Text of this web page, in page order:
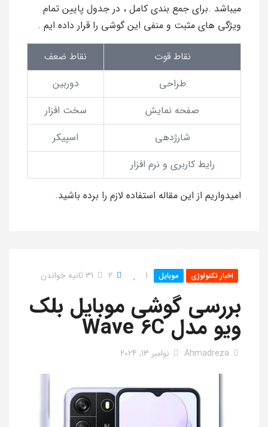
میباشد .برای جمع بندی کامل ، در جدول پایین تمام
ویژگی های مثبت و منفی این گوشی را قرار داده ایم .
نقاط قوت
نقاط ضعف
طراحی
دوربین
صفحه نمایش
سخت افزار
شارژدهی
اسپیکر
رایط کاربری و نرم افزار
امیدواریم از این مقاله استفاده لازم را برده باشید.
اخبار تکنولوژی موبایل 1
2 31 ثانیه خواندن
بررسی گوشی موبایل بلک
ویو مدل Wave 6C
Ahmadreza نوامبر 13, 2024